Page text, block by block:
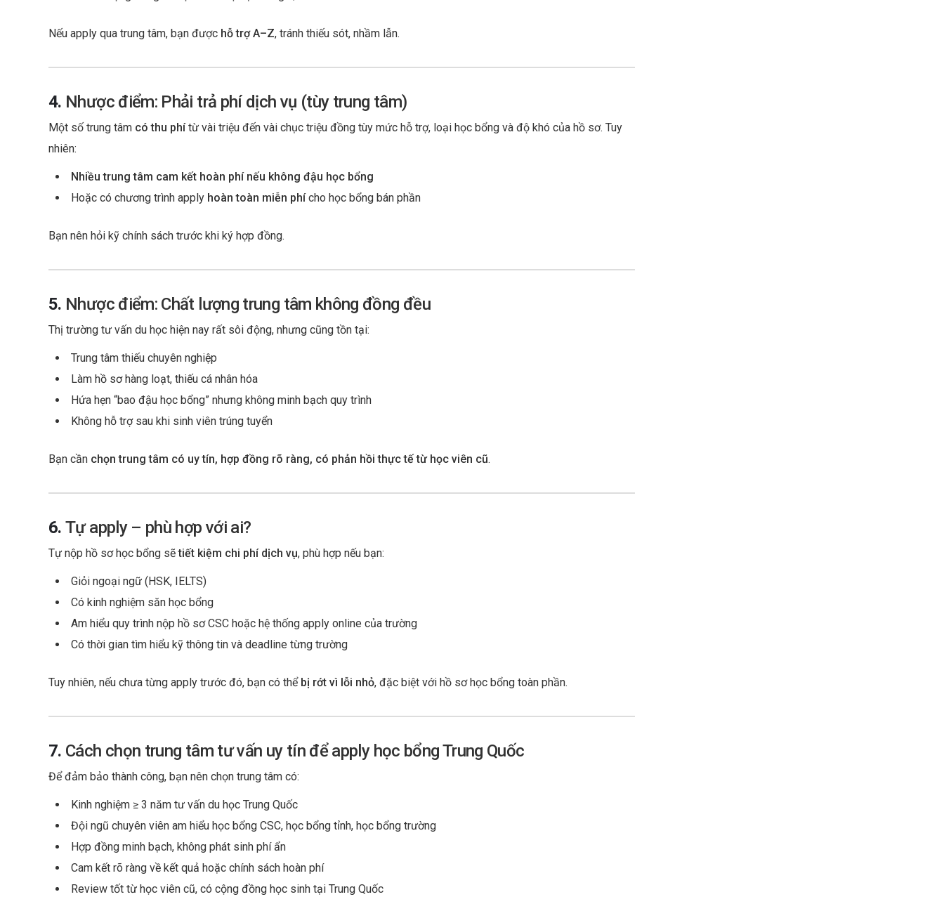
Nếu apply qua trung tâm, bạn được hỗ trợ A–Z, tránh thiếu sót, nhầm lẫn.
4. Nhược điểm: Phải trả phí dịch vụ (tùy trung tâm)
Một số trung tâm có thu phítừ vài triệu đến vài chục triệu đồng tùy mức hỗ trợ, loại học bổng và độ khó của hồ sơ. Tuy
nhiên:
Nhiều trung tâm cam kết hoàn phí nếu không đậu học bổng
Hoặc có chương trình apply hoàn toàn miễn phícho học bổng bán phần
Bạn nên hỏi kỹ chính sách trước khi ký hợp đồng.
5. Nhược điểm: Chất lượng trung tâm không đồng đều
Thị trường tư vấn du học hiện nay rất sôi động, nhưng cũng tồn tại:
Trung tâm thiếu chuyên nghiệp
Làm hồ sơ hàng loạt, thiếu cá nhân hóa
Hứa hẹn “bao đậu học bổng” nhưng không minh bạch quy trình
Không hỗ trợ sau khi sinh viên trúng tuyển
Bạn cần chọn trung tâm có uy tín, hợp đồng rõ ràng, có phản hồi thực tế từ học viên cũ.
6.Tự apply – phù hợp với ai?
Tự nộp hồ sơ học bổng sẽtiết kiệm chi phí dịch vụ, phù hợp nếu bạn:
Giỏi ngoại ngữ (HSK, IELTS)
Có kinh nghiệm săn học bổng
Am hiểu quy trình nộp hồ sơ CSC hoặc hệ thống apply online của trường
Có thời gian tìm hiểu kỹ thông tin và deadline từng trường
Tuy nhiên, nếu chưa từng apply trước đó, bạn có thể bị rớt vì lỗi nhỏ, đặc biệt với hồ sơ học bổng toàn phần.
7. Cách chọn trung tâm tư vấn uy tín để apply học bổng Trung Quốc
Để đảm bảo thành công, bạn nên chọn trung tâm có:
Kinh nghiệm ≥ 3 năm tư vấn du học Trung Quốc
Đội ngũ chuyên viên am hiểu học bổng CSC, học bổng tỉnh, học bổng trường
Hợp đồng minh bạch, không phát sinh phí ẩn
Cam kết rõ ràng về kết quả hoặc chính sách hoàn phí
Review tốt từ học viên cũ, có cộng đồng học sinh tại Trung Quốc